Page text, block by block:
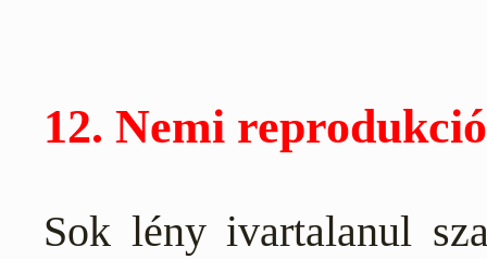
12. Nemi reprodukció
Sok lény ivartalanul